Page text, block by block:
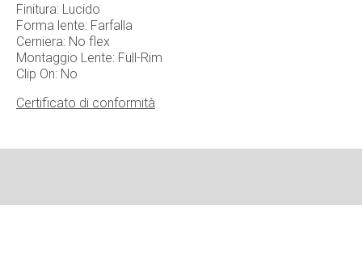
Finitura: Lucido
Forma lente: Farfalla
Cerniera: No flex
Montaggio Lente: Full-Rim
Clip On: No
Certificato di conformità